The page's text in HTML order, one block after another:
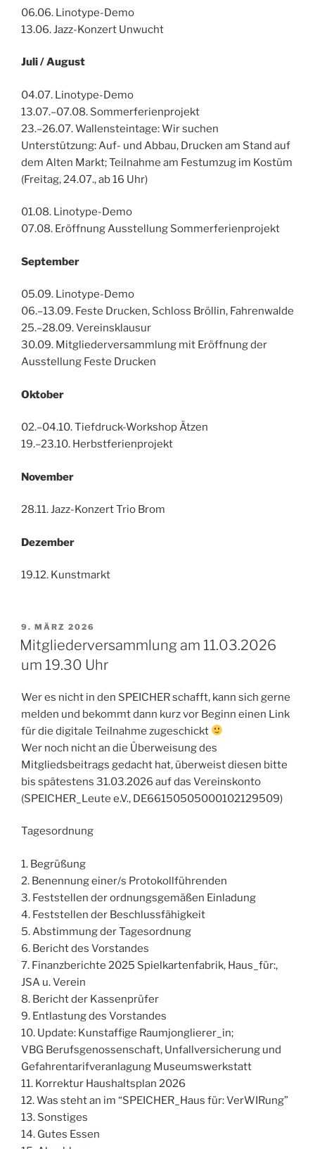
06.06. Linotype-Demo
13.06. Jazz-Konzert Unwucht
Juli / August
04.07. Linotype-Demo
13.07.–07.08. Sommerferienprojekt
23.–26.07. Wallensteintage: Wir suchen
Unterstützung: Auf- und Abbau, Drucken am Stand auf
dem Alten Markt; Teilnahme am Festumzug im Kostüm
(Freitag, 24.07., ab 16 Uhr)
01.08. Linotype-Demo
07.08. Eröffnung Ausstellung Sommerferienprojekt
September
05.09. Linotype-Demo
06.–13.09. Feste Drucken, Schloss Bröllin, Fahrenwalde
25.–28.09. Vereinsklausur
30.09. Mitgliederversammlung mit Eröffnung der
Ausstellung Feste Drucken
Oktober
02.–04.10. Tiefdruck-Workshop Ätzen
19.–23.10. Herbstferienprojekt
November
28.11. Jazz-Konzert Trio Brom
Dezember
19.12. Kunstmarkt
VERÖFFENTLICHT
AM
9. MÄRZ 2026
Mitgliederversammlung am 11.03.2026
um 19.30 Uhr
Wer es nicht in den SPEICHER schafft, kann sich gerne
melden und bekommt dann kurz vor Beginn einen Link
für die digitale Teilnahme zugeschickt
Wer noch nicht an die Überweisung des
Mitgliedsbeitrags gedacht hat, überweist diesen bitte
bis spätestens 31.03.2026 auf das Vereinskonto
(SPEICHER_Leute e.V., DE66150505000102129509)
Tagesordnung
1. Begrüßung
2. Benennung einer/s Protokollführenden
3. Feststellen der ordnungsgemäßen Einladung
4. Feststellen der Beschlussfähigkeit
5. Abstimmung der Tagesordnung
6. Bericht des Vorstandes
7. Finanzberichte 2025 Spielkartenfabrik, Haus_für:,
JSA u. Verein
8. Bericht der Kassenprüfer
9. Entlastung des Vorstandes
10. Update: Kunstaffige Raumjonglierer_in;
VBG Berufsgenossenschaft, Unfallversicherung und
Gefahrentarifveranlagung Museumswerkstatt
11. Korrektur Haushaltsplan 2026
12. Was steht an im “SPEICHER_Haus für: VerWIRung”
13. Sonstiges
14. Gutes Essen